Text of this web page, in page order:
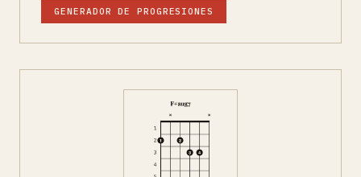
GENERADOR DE PROGRESIONES